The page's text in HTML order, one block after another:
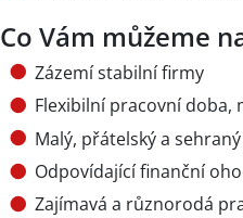
Co Vám můžeme
Zázemí stabilní firmy
Flexibilní pracovní doba,
Malý, přátelský a
Odpovídající finanční
Zajímavá a různorodá